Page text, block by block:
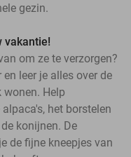
gezin.
vakantie!
om ze te verzorgen?
leer je alles over de
wonen. Help
het borstelen
konijnen. De
de fijne kneepjes van